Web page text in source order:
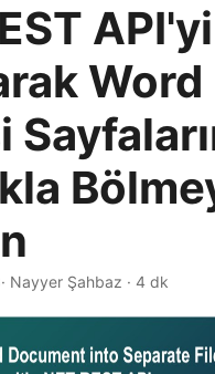
API'yi
Word
· Nayyer Şahbaz · 4 dk